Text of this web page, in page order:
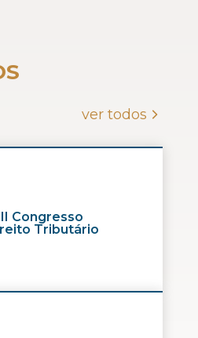
ver todos
Congresso
Tributário